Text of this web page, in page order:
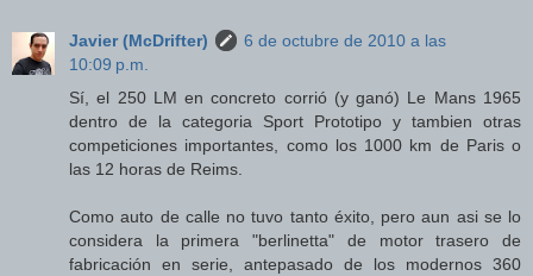
Javier (McDrifter)
6 de octubre de 2010 a las
10:09 p.m.
Sí, el 250 LM en concreto corrió (y ganó) Le Mans 1965
dentro de la categoria Sport Prototipo y tambien otras
competiciones importantes, como los 1000 km de Paris o
las 12 horas de Reims.
Como auto de calle no tuvo tanto éxito, pero aun asi se lo
considera la primera "berlinetta" de motor trasero de
fabricación en serie, antepasado de los modernos 360